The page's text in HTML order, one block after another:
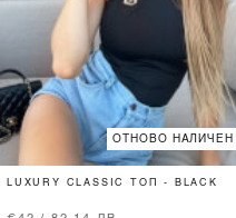
ОТНОВО НАЛИЧЕН
LUXURY CLASSIC ТОП - BLACK